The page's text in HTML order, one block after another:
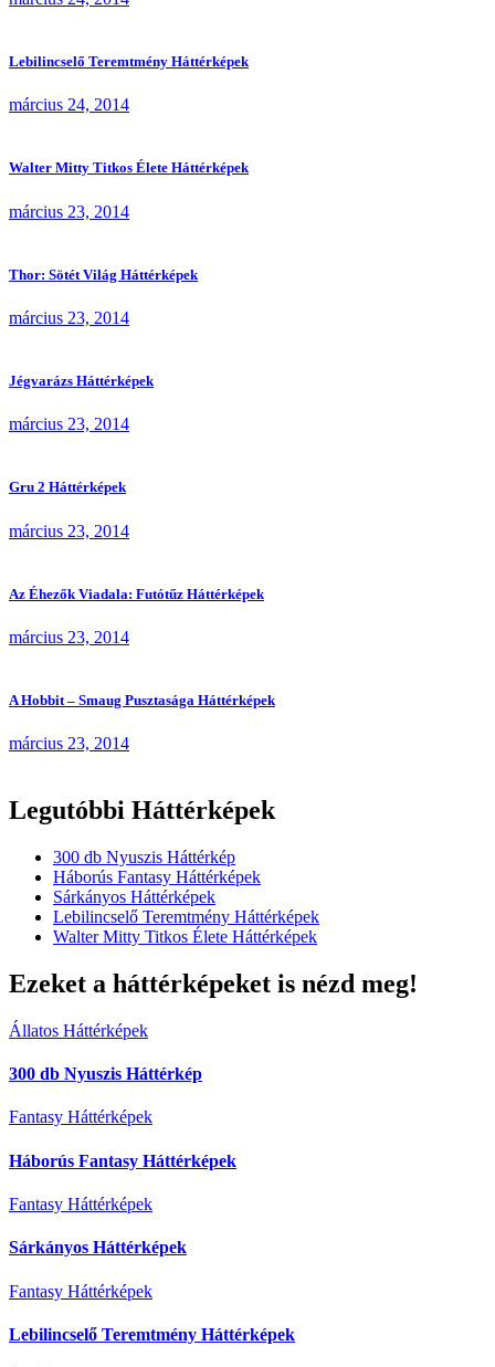
Lebilincselő Teremtmény Háttérképek
március 24, 2014
Walter Mitty Titkos Élete Háttérképek
március 23, 2014
Thor: Sötét Világ Háttérképek
március 23, 2014
Jégvarázs Háttérképek
március 23, 2014
Gru 2 Háttérképek
március 23, 2014
Az Éhezők Viadala: Futótűz Háttérképek
március 23, 2014
A Hobbit – Smaug Pusztasága Háttérképek
március 23, 2014
Legutóbbi Háttérképek
300 db Nyuszis Háttérkép
Háborús Fantasy Háttérképek
Sárkányos Háttérképek
Lebilincselő Teremtmény Háttérképek
Walter Mitty Titkos Élete Háttérképek
Ezeket a háttérképeket is nézd meg!
Állatos Háttérképek
300 db Nyuszis Háttérkép
Fantasy Háttérképek
Háborús Fantasy Háttérképek
Fantasy Háttérképek
Sárkányos Háttérképek
Fantasy Háttérképek
Lebilincselő Teremtmény Háttérképek